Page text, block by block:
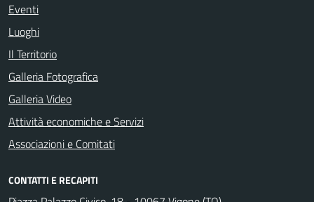
Eventi
Luoghi
Il Territorio
Galleria Fotografica
Galleria Video
Attività economiche e Servizi
Associazioni e Comitati
CONTATTI E RECAPITI